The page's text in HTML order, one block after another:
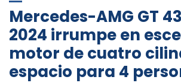
Mercedes-AMG GT
2024 irrumpe en
motor de cuatro
espacio para 4